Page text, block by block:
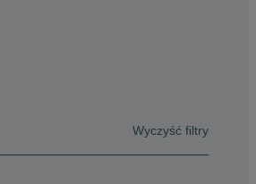
Wyczyść filtry